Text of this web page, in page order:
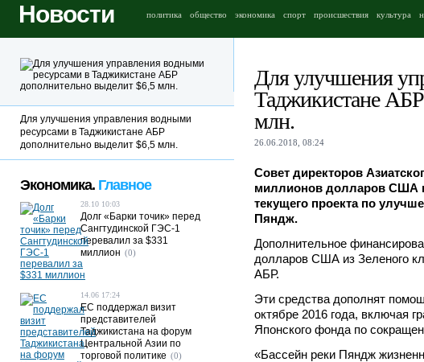
Новости политика общество экономика спорт происшествия культура
Для улучшения
Таджикистане
млн.
26.06.2018, 08:24
Совет директоров
миллионов долларов США
текущего проекта по
Пяндж.
Дополнительное
долларов США из Зеленого
АБР.
Эти средства дополнят
октябре 2016 года, включая
Японского фонда по
«Бассейн реки Пяндж
Для улучшения управления водными
ресурсами в Таджикистане АБР
дополнительно выделит $6,5 млн.
Экономика. Главное
28.10 10:03
Долг «Барки точик» перед
Сангтудинской ГЭС-1
перевалил за $331
миллион (0)
14.06 17:24
ЕС поддержал визит
представителей
Таджикистана на форум
Центральной Азии по
торговой политике (0)